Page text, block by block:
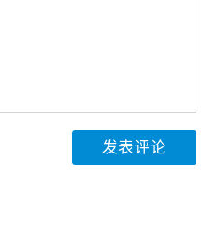
发表评论